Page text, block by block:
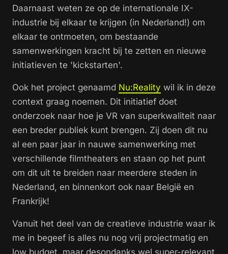
Daarnaast weten ze op de internationale IX-
industrie bij elkaar te krijgen (in Nederland!) om
elkaar te ontmoeten, om bestaande
samenwerkingen kracht bij te zetten en nieuwe
initiatieven te 'kickstarten'.
Ook het project genaamd Nu:Reality wil ik in deze
context graag noemen. Dit initiatief doet
onderzoek naar hoe je VR van superkwaliteit naar
een breder publiek kunt brengen. Zij doen dit nu
al een paar jaar in nauwe samenwerking met
verschillende filmtheaters en staan op het punt
om dit uit te breiden naar meerdere steden in
Nederland, en binnenkort ook naar België en
Frankrijk!
Vanuit het deel van de creatieve industrie waar ik
me in begeef is alles nu nog vrij projectmatig en